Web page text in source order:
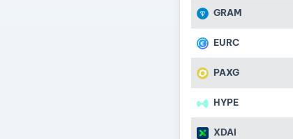
GRAM
EURC
PAXG
HYPE
XDAI